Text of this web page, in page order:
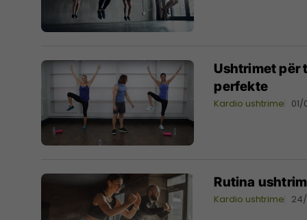
Ushtrimet për
perfekte
Kardio ushtrime
Rutina
Kardio ushtrime